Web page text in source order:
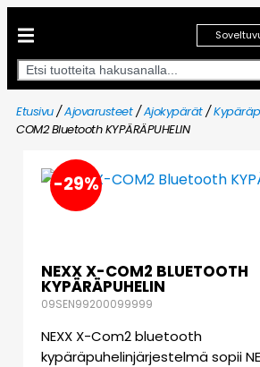
Etusivu/Ajovarusteet/Ajokypärät/
COM2 Bluetooth KYPÄRÄPUHELIN
-29%
NEXX X-COM2 BLUETOOTH
KYPÄRÄPUHELIN
09SEN99200099999
NEXX X-Com2 bluetooth
kypäräpuhelinjärjestelmä sopii